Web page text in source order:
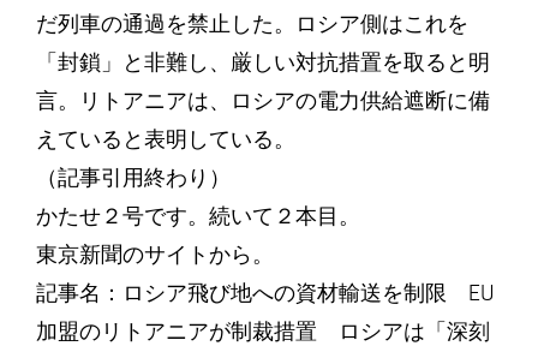
だ列車の通過を禁止した。ロシア側はこれを
「封鎖」と非難し、厳しい対抗措置を取ると明
言。リトアニアは、ロシアの電力供給遮断に備
えていると表明している。
（記事引用終わり）
かたせ２号です。続いて２本目。
東京新聞のサイトから。
記事名：ロシア飛び地への資材輸送を制限 EU
加盟のリトアニアが制裁措置 ロシアは「深刻